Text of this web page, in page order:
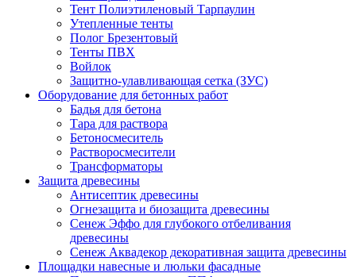
Тент Полиэтиленовый Тарпаулин
Утепленные тенты
Полог Брезентовый
Тенты ПВХ
Войлок
Защитно-улавливающая сетка (ЗУС)
Оборудование для бетонных работ
Бадья для бетона
Тара для раствора
Бетоносмеситель
Растворосмесители
Трансформаторы
Защита древесины
Антисептик древесины
Огнезащита и биозащита древесины
Сенеж Эффо для глубокого отбеливания
древесины
Сенеж Аквадекор декоративная защита древесины
Площадки навесные и люльки фасадные